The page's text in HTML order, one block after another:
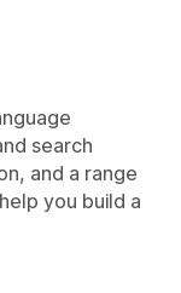
search
and a range
you build a